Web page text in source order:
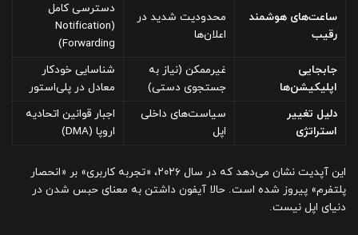
ساعت‌های هوشمند
رقیب
محدودیت شدید در
اعلان‌ها
دسترسی کامل
(Notification
Forwarding)
جابجایی
اپلیکیشن‌ها
غیرممکن (نیاز به
جستجوی دستی)
شناسایی خودکار
معادل در پلی‌استور
دلیل تغییر
استراتژی
سیاست‌های داخلی
اپل
اجبار قوانین اتحادیه
اروپا (DMA)
این آپدیت نشان می‌دهد که در سال ۲۰۲۶، «تجربه کاربری» بر «انحصار
پلتفرم» پیروز شده است. حالا آیفون داشتن به معنای حبس شدن در
دنیای اپل نیست.